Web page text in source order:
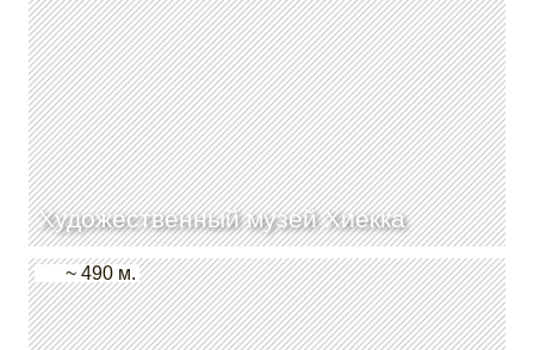
Художественный музей Хиекка
~ 490 м.